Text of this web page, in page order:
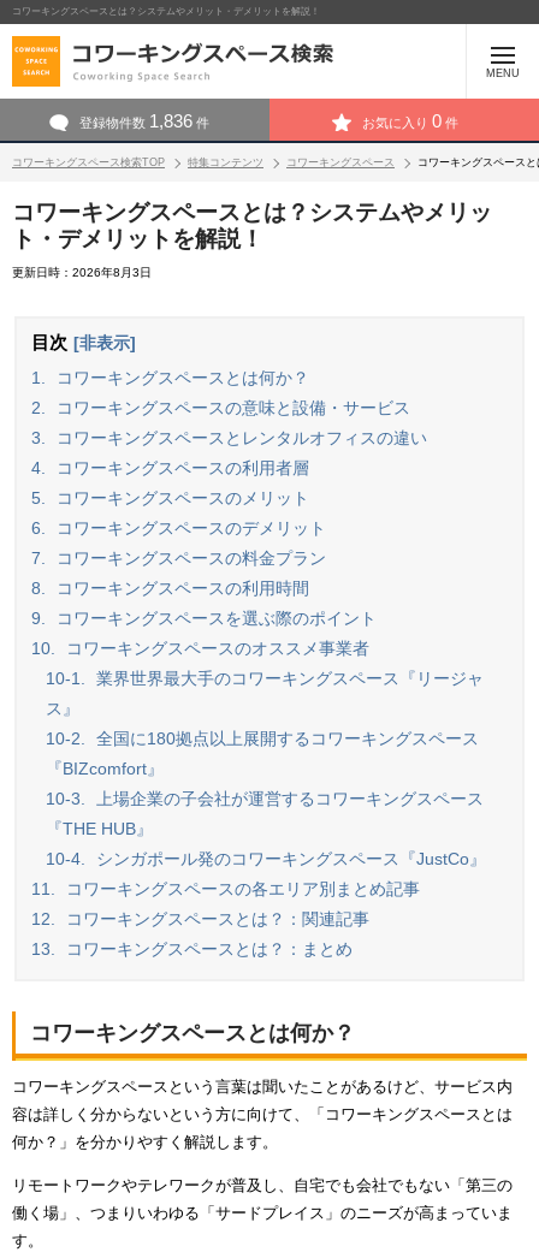
コワーキングスペースとは？システムやメリット・デメリットを解説！
MENU
登録物件数 1,836 件 お気に入り 0 件
コワーキングスペース検索TOP 特集コンテンツ コワーキングスペース コワーキングスペース
コワーキングスペースとは？システムやメリッ
ト・デメリットを解説！
更新日時：2026年8月3日
目次 [非表示]
1.
コワーキングスペースとは何か？
2.
コワーキングスペースの意味と設備・サービス
3.
コワーキングスペースとレンタルオフィスの違い
4.
コワーキングスペースの利用者層
5.
コワーキングスペースのメリット
6.
コワーキングスペースのデメリット
7.
コワーキングスペースの料金プラン
8.
コワーキングスペースの利用時間
9.
コワーキングスペースを選ぶ際のポイント
10.
コワーキングスペースのオススメ事業者
10-1.
業界世界最大手のコワーキングスペース『リージャ
ス』
10-2.
全国に180拠点以上展開するコワーキングスペース
『BIZcomfort』
10-3.
上場企業の子会社が運営するコワーキングスペース
『THE HUB』
10-4.
シンガポール発のコワーキングスペース『JustCo』
11.
コワーキングスペースの各エリア別まとめ記事
12.
コワーキングスペースとは？：関連記事
13.
コワーキングスペースとは？：まとめ
コワーキングスペースとは何か？
コワーキングスペースという言葉は聞いたことがあるけど、サービス内
容は詳しく分からないという方に向けて、「コワーキングスペースとは
何か？」を分かりやすく解説します。
リモートワークやテレワークが普及し、自宅でも会社でもない「第三の
働く場」、つまりいわゆる「サードプレイス」のニーズが高まっていま
す。